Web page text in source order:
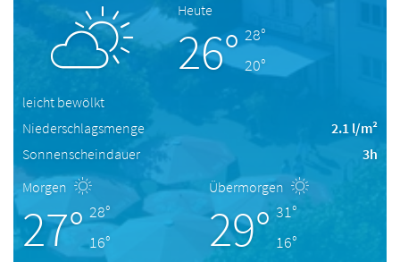
Heute
26° 28°
20°
leicht bewölkt
Niederschlagsmenge
2.1 l/m²
Sonnenscheindauer
3h
Morgen
27° 28°
16°
Übermorgen
29° 31°
16°